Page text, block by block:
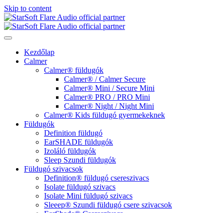
Skip to content
Kezdőlap
Calmer
Calmer® füldugók
Calmer® / Calmer Secure
Calmer® Mini / Secure Mini
Calmer® PRO / PRO Mini
Calmer® Night / Night Mini
Calmer® Kids füldugó gyermekeknek
Füldugók
Definition füldugó
EarSHADE füldugók
Izoláló füldugók
Sleep Szundi füldugók
Füldugó szivacsok
Definition® füldugó csereszivacs
Isolate füldugó szivacs
Isolate Mini füldugó szivacs
Sleeep® Szundi füldugó csere szivacsok